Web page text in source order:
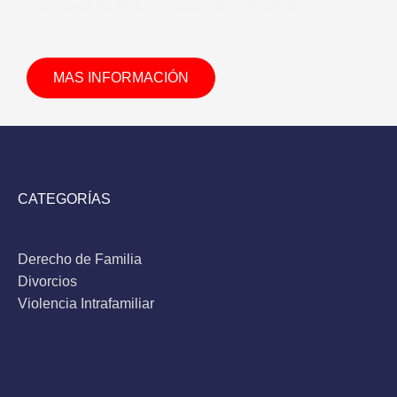
MAS INFORMACIÓN
CATEGORÍAS
Derecho de Familia
Divorcios
Violencia Intrafamiliar